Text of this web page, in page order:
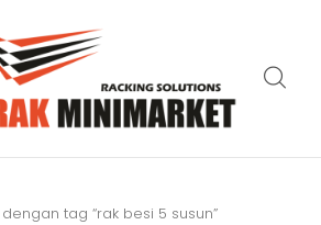
tag “rak besi 5 susun”